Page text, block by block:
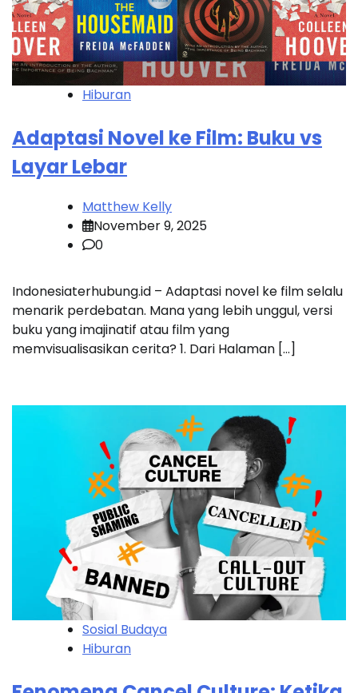
Hiburan
Adaptasi Novel ke Film: Buku vs
Layar Lebar
Matthew Kelly
November 9, 2025
0
Indonesiaterhubung.id – Adaptasi novel ke film selalu
menarik perdebatan. Mana yang lebih unggul, versi
buku yang imajinatif atau film yang
memvisualisasikan cerita? 1. Dari Halaman […]
Sosial Budaya
Hiburan